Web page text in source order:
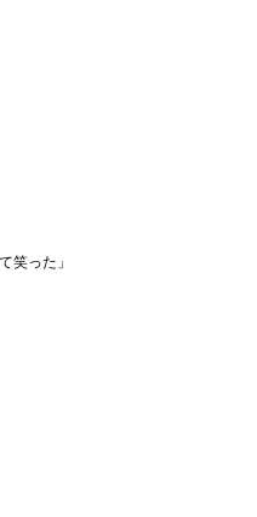
笑った」